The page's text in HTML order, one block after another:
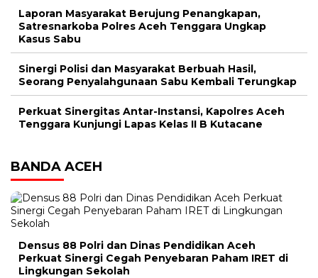
Laporan Masyarakat Berujung Penangkapan,
Satresnarkoba Polres Aceh Tenggara Ungkap
Kasus Sabu
Sinergi Polisi dan Masyarakat Berbuah Hasil,
Seorang Penyalahgunaan Sabu Kembali Terungkap
Perkuat Sinergitas Antar-Instansi, Kapolres Aceh
Tenggara Kunjungi Lapas Kelas II B Kutacane
BANDA ACEH
Densus 88 Polri dan Dinas Pendidikan Aceh
Perkuat Sinergi Cegah Penyebaran Paham IRET di
Lingkungan Sekolah